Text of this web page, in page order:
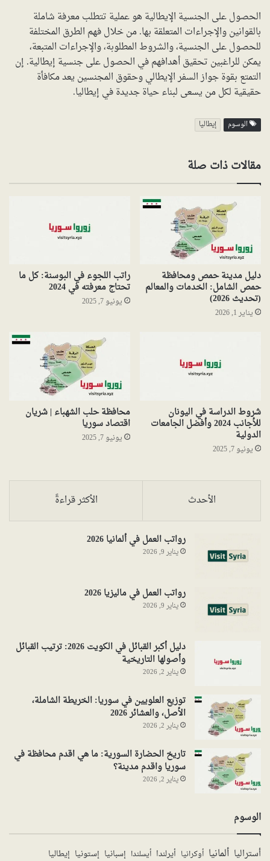
الحصول على الجنسية الإيطالية هو عملية تتطلب معرفة شاملة
بالقوانين والإجراءات المتعلقة بها. من خلال فهم الطرق المختلفة
للحصول على الجنسية، والشروط المطلوبة، والإجراءات المتبعة،
يمكن للراغبين تحقيق أهدافهم في الحصول على جنسية إيطالية. إن
التمتع بقوة جواز السفر الإيطالي وحقوق المجنسين يعد مكافأة
حقيقية لكل من يسعى لبناء حياة جديدة في إيطاليا.
الوسوم إيطاليا
مقالات ذات صلة
دليل مدينة حمص ومحافظة
حمص الشامل: الخدمات والمعالم
(تحديث 2026)
يناير 1, 2026
راتب اللجوء في البوسنة: كل ما
تحتاج معرفته في 2024
يونيو 7, 2025
شروط الدراسة في اليونان
للأجانب 2024 وأفضل الجامعات
الدولية
يونيو 7, 2025
محافظة حلب الشهباء | شريان
اقتصاد سوريا
يونيو 7, 2025
الأحدث الأكثر قراءةً
رواتب العمل في ألمانيا 2026
يناير 9, 2026
رواتب العمل في ماليزيا 2026
يناير 9, 2026
دليل أكبر القبائل في الكويت 2026: ترتيب القبائل
وأصولها التاريخية
يناير 2, 2026
توزيع العلويين في سوريا: الخريطة الشاملة،
الأصل، والعشائر 2026
يناير 2, 2026
تاريخ الحضارة السورية: ما هي اقدم محافظة في
سوريا واقدم مدينة؟
يناير 2, 2026
الوسوم
أستراليا ألمانيا أوكرانيا أيرلندا أيسلندا إسبانيا إستونيا إيطاليا